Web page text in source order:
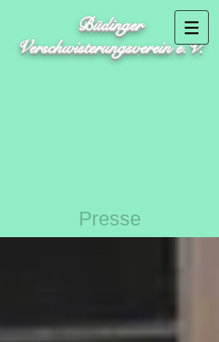
Büdinger
Verschwisterungsverein e.V.
Presse